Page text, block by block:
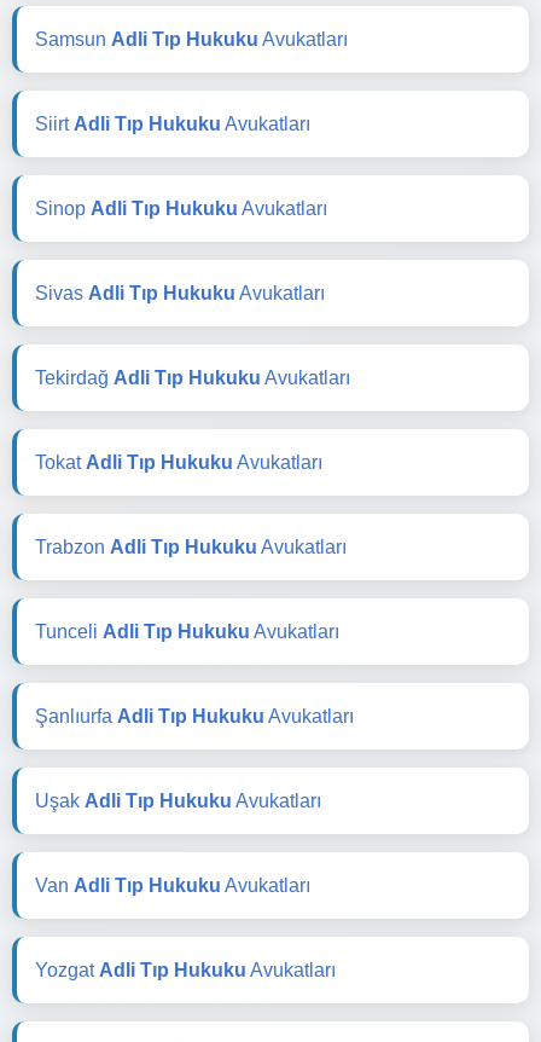
Samsun Adli Tıp Hukuku Avukatları
Siirt Adli Tıp Hukuku Avukatları
Sinop Adli Tıp Hukuku Avukatları
Sivas Adli Tıp Hukuku Avukatları
Tekirdağ Adli Tıp Hukuku Avukatları
Tokat Adli Tıp Hukuku Avukatları
Trabzon Adli Tıp Hukuku Avukatları
Tunceli Adli Tıp Hukuku Avukatları
Şanlıurfa Adli Tıp Hukuku Avukatları
Uşak Adli Tıp Hukuku Avukatları
Van Adli Tıp Hukuku Avukatları
Yozgat Adli Tıp Hukuku Avukatları